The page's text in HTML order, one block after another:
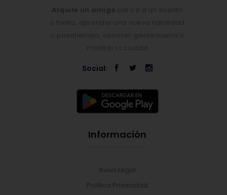
Social:
Información
Aviso Legal
Política Privacidad